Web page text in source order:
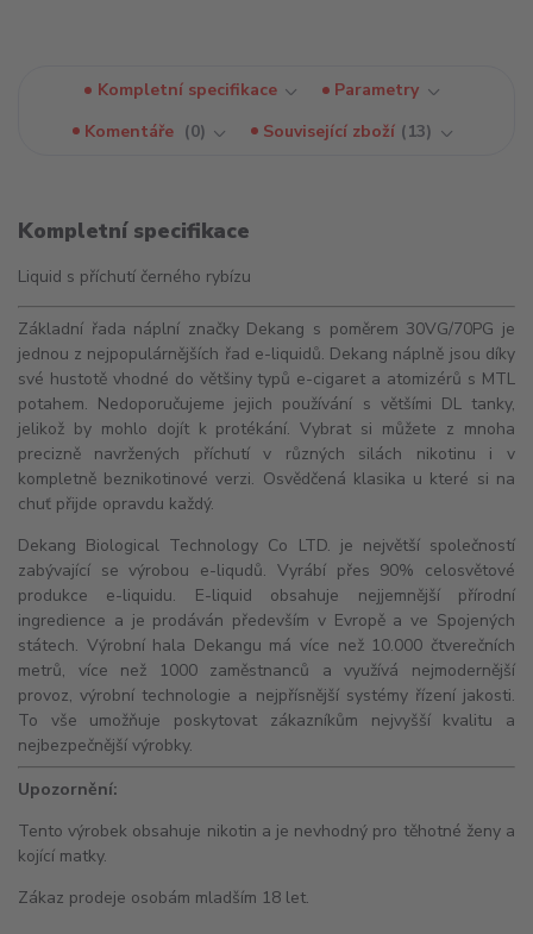
Kompletní specifikace
Parametry
Komentáře
0 Související zboží 13
Kompletní specifikace
Liquid s příchutí černého rybízu
Základní řada náplní značky Dekang s poměrem 30VG/70PG je
jednou z nejpopulárnějších řad e-liquidů. Dekang náplně jsou díky
své hustotě vhodné do většiny typů e-cigaret a atomizérů s MTL
potahem. Nedoporučujeme jejich používání s většími DLtanky,
jelikož by mohlo dojít k protékání. Vybrat si můžete z mnoha
precizně navržených příchutí v různých silách nikotinu i v
kompletně beznikotinové verzi. Osvědčená klasika u které si na
chuť přijde opravdu každý.
Dekang Biological Technology Co LTD. je největší společností
zabývající se výrobou e-liqudů. Vyrábí přes 90% celosvětové
produkce e-liquidu. E-liquid obsahuje nejjemnější přírodní
ingredience a je prodáván především v Evropě a ve Spojených
státech. Výrobní hala Dekangu má více než 10.000 čtverečních
metrů, více než 1000 zaměstnanců a využívá nejmodernější
provoz, výrobní technologie a nejpřísnější systémy řízení jakosti.
To vše umožňuje poskytovat zákazníkům nejvyšší kvalitu a
nejbezpečnější výrobky.
Upozornění:
Tento výrobek obsahuje nikotin a je nevhodný pro těhotné ženy a
kojící matky.
Zákaz prodeje osobám mladším 18 let.